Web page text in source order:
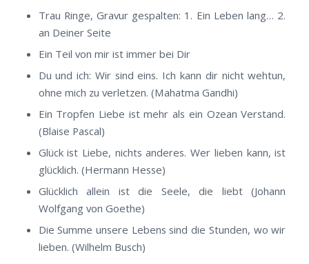
Trau Ringe, Gravur gespalten: 1. Ein Leben lang… 2.
an Deiner Seite
Ein Teil von mir ist immer bei Dir
Du und ich: Wir sind eins. Ich kann dir nicht wehtun,
ohne mich zu verletzen. (Mahatma Gandhi)
Ein Tropfen Liebe ist mehr als ein Ozean Verstand.
(Blaise Pascal)
Glück ist Liebe, nichts anderes. Wer lieben kann, ist
glücklich. (Hermann Hesse)
Glücklich allein ist die Seele, die liebt (Johann
Wolfgang von Goethe)
Die Summe unsere Lebens sind die Stunden, wo wir
lieben. (Wilhelm Busch)